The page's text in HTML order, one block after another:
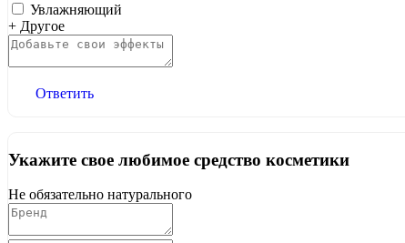
Увлажняющий
+ Другое
Ответить
Укажите свое любимое средство косметики
Не обязательно натурального